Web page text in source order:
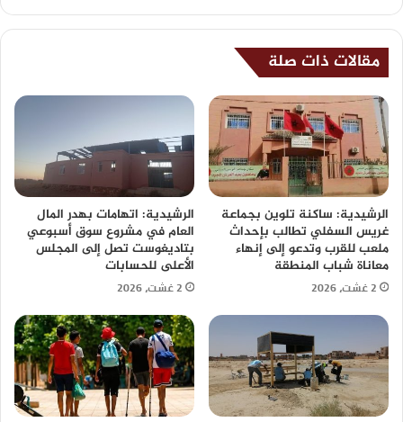
مقالات ذات صلة
الرشيدية: ساكنة تلوين بجماعة
غريس السفلي تطالب بإحداث
ملعب للقرب وتدعو إلى إنهاء
معاناة شباب المنطقة
2 غشت، 2026
الرشيدية: اتهامات بهدر المال
العام في مشروع سوق أسبوعي
بتاديغوست تصل إلى المجلس
الأعلى للحسابات
2 غشت، 2026